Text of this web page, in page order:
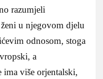
razumjeli
u njegovom djelu
odnosom, stoga
a
ima više orjentalski,